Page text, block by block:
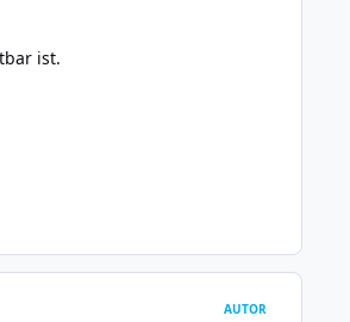
ist.
AUTOR